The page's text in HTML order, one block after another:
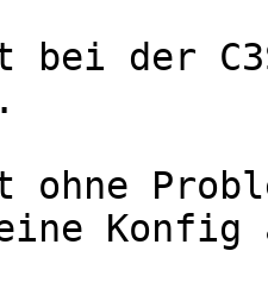
der
ohne
Konfig